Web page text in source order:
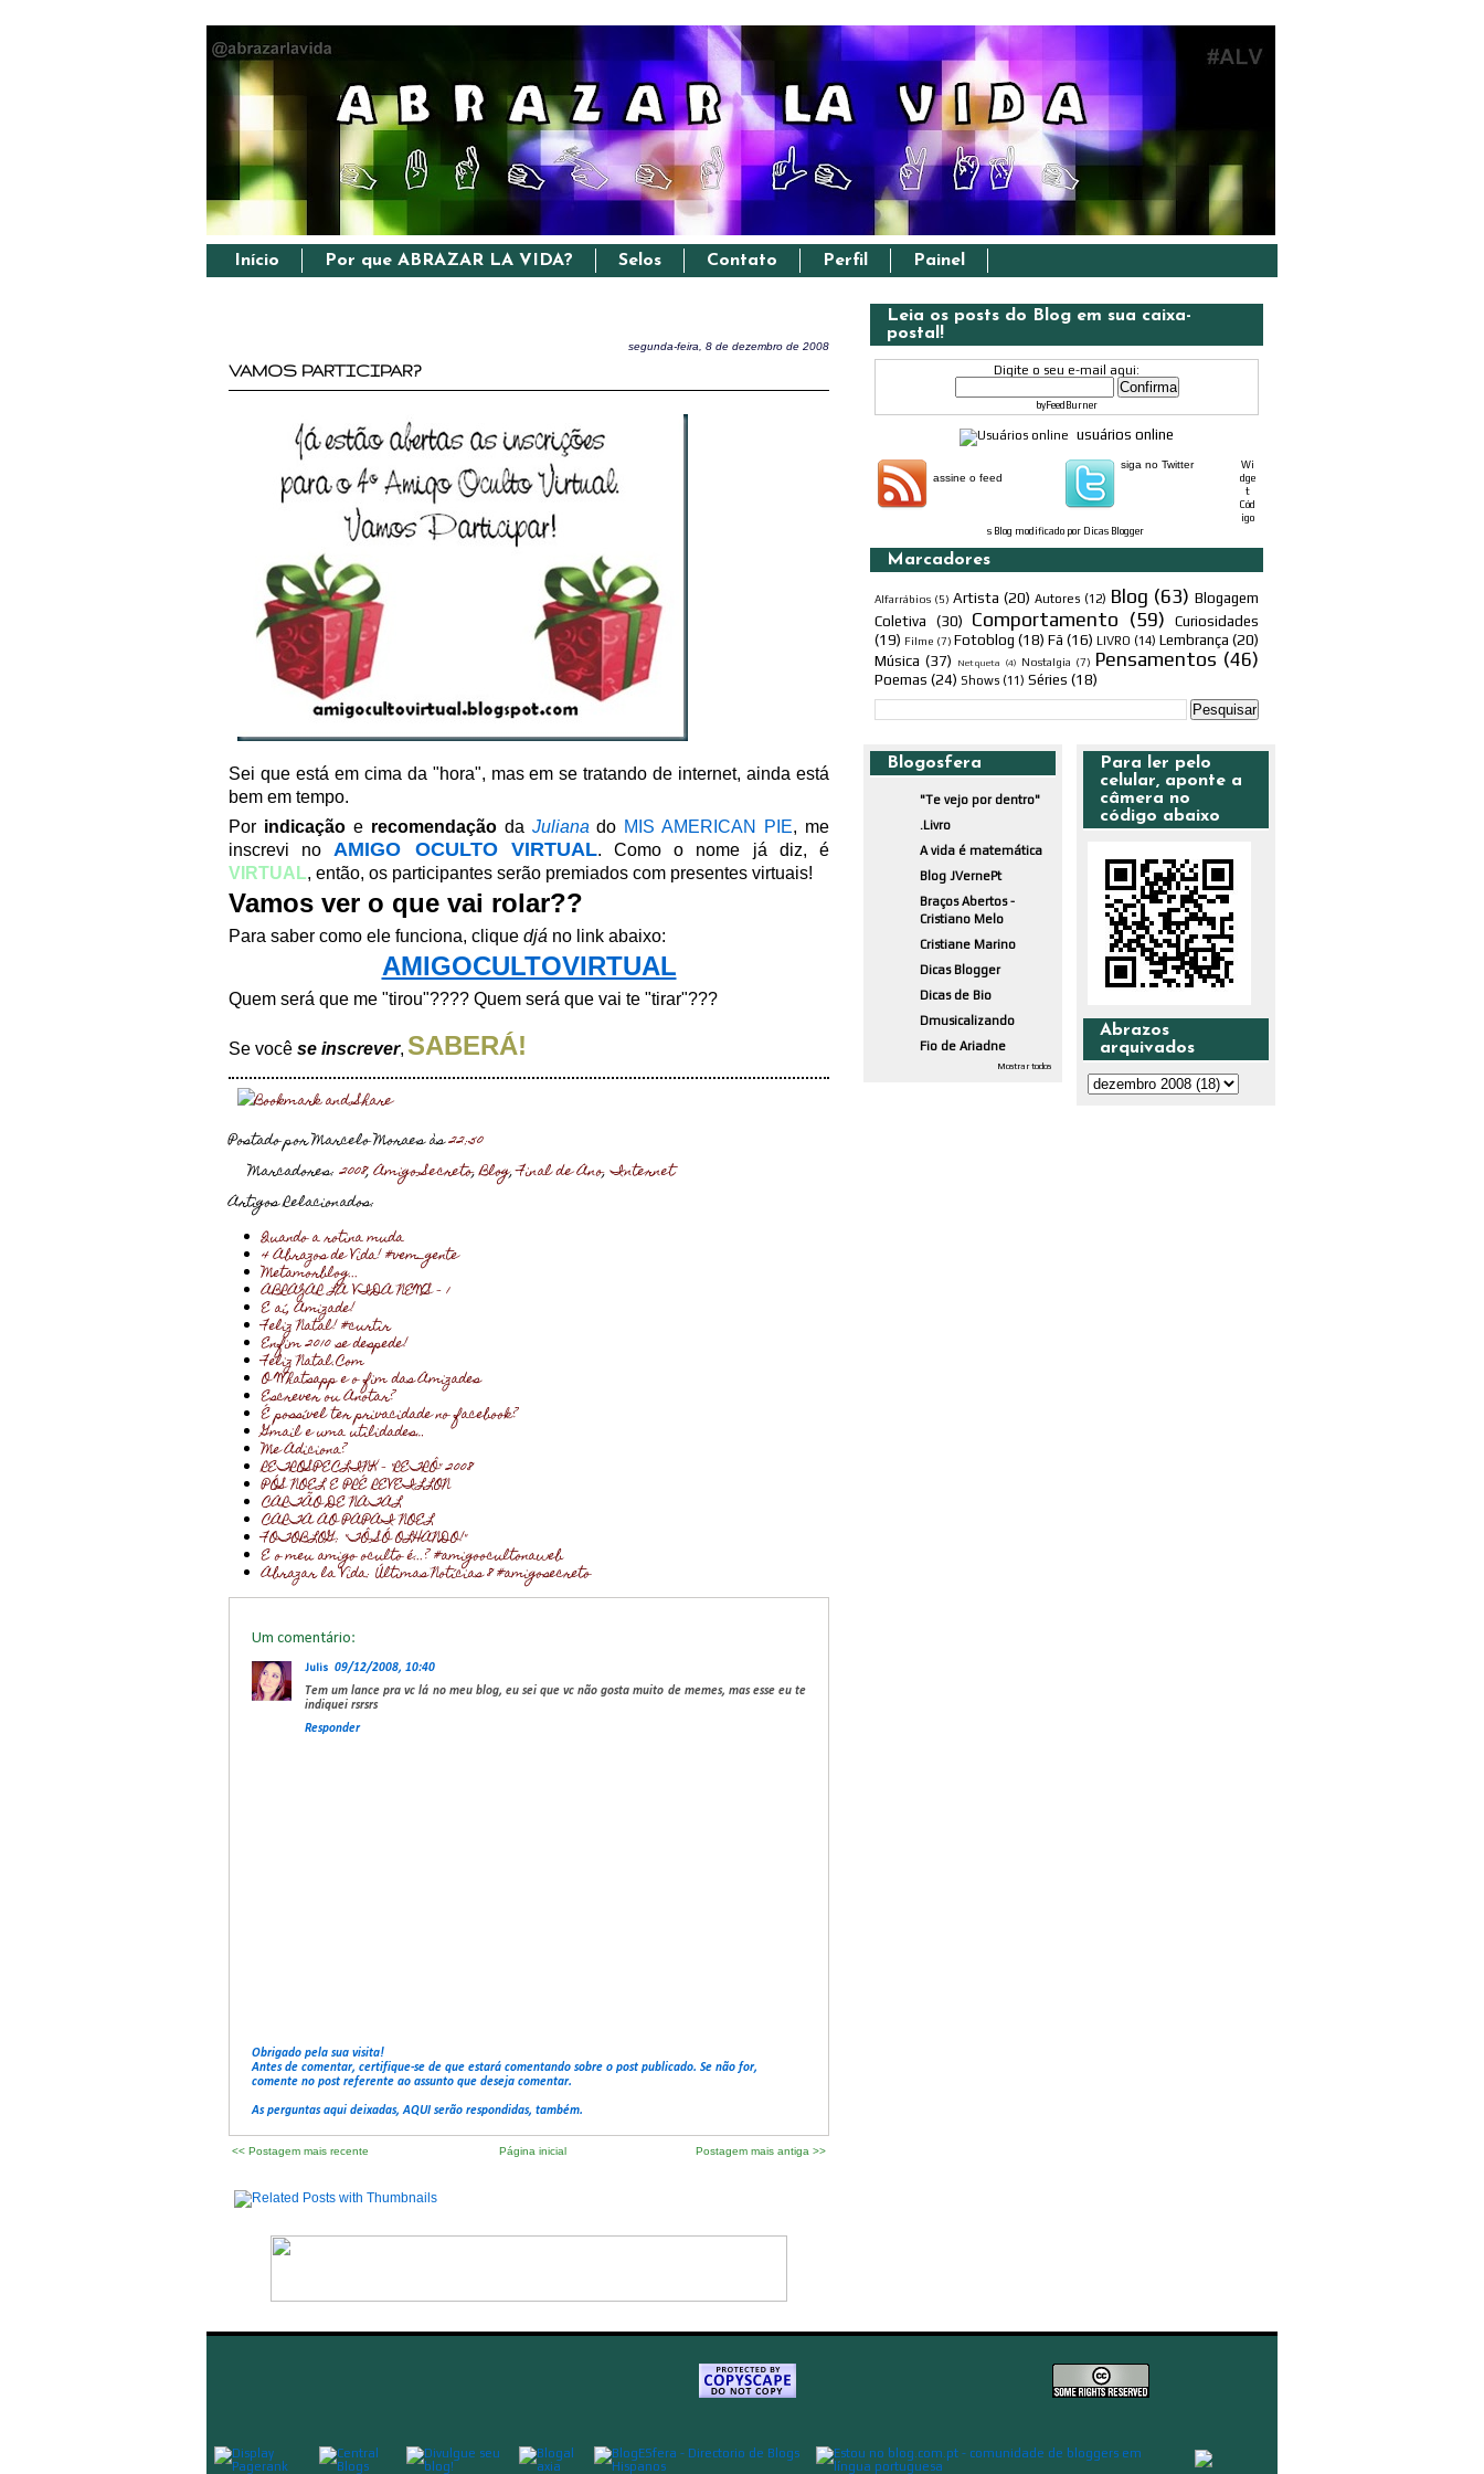
Início Por que ABRAZAR LA VIDA? Selos Contato Perfil Painel
segunda-feira, 8 de dezembro de 2008
VAMOS PARTICIPAR?
Sei que está em cima da "hora", mas em se tratando de internet, ainda está
bem em tempo.
Por indicaçãoe recomendaçãoda Juliana do MIS AMERICAN PIE, me
inscrevi no AMIGO OCULTO VIRTUAL. Como o nome já diz, é
VIRTUAL, então, os participantes serão premiados com presentes virtuais!
Vamos ver o que vai rolar??
Para saber como ele funciona, clique djá no link abaixo:
AMIGOCULTOVIRTUAL
Quem será que me "tirou"???? Quem será que vai te "tirar"???
Se você se inscrever, SABERÁ!
Postado por Marcelo Moraesàs22:50
Marcadores:2008,Amigo Secreto,Blog,Final de Ano,Internet
Artigos Relacionados:
Quando a rotina muda
4 Abrazos de Vida! #vem_gente
Metamorblog...
ABRAZAR LA VIDA NEWS - 1
E aí, Amizade!
Feliz Natal! #curtir
Enfim 2010 se despede!
Feliz Natal.Com
O Whatsapp e o fim das Amizades
Escrever ou Anotar?
É possível ter privacidade no facebook?
Gmail e uma utilidades…
Me Adiciona?
RETROSPECLINK - "RETRÔ" 2008
PÓS NOEL E PRÉ REVEILLON
CARTÃO DE NATAL
CARTA AO PAPAI NOEL
FOTOBLOG: "TÔ SÓ OLHANDO!"
E o meu amigo oculto é...? #amigoocultonaweb
Abrazar la Vida: Últimas Notícias 8 #amigosecreto
Um comentário:
Julis 09/12/2008, 10:40
Tem um lance pra vc lá no meu blog, eu sei que vc não gosta muito de memes, mas esse eu te
indiquei rsrsrs
Responder
Obrigado pela sua visita!
Antes de comentar, certifique-se de que estará comentando sobre o post publicado. Se não for,
comente no post referente ao assunto que deseja comentar.
As perguntas aqui deixadas, AQUI serão respondidas, também.
<< Postagem mais recente Postagem mais antiga >>
Página inicial
Leia os posts do Blog em sua caixa-
postal!
Digite o seu e-mail aqui:
byFeedBurner
usuários online
assine o feed
siga no Twitter
Wi
dge
t
Cód
igo
s Blog modificado por Dicas Blogger
Marcadores
Alfarrábios (5) Artista (20) Autores (12) Blog (63) Blogagem
Coletiva
(30) Comportamento (59)
Curiosidades
(19) Filme (7) Fotoblog (18) Fã (16) LIVRO (14) Lembrança (20)
Música (37) Netqueta (4) Nostalgia (7) Pensamentos (46)
Poemas (24) Shows (11) Séries (18)
Blogosfera
"Te vejo por dentro"
.Livro
A vida é matemática
Blog JVernePt
Braços Abertos -
Cristiano Melo
Cristiane Marino
Dicas Blogger
Dicas de Bio
Dmusicalizando
Fio de Ariadne
Mostrar todos
Para ler pelo
celular, aponte a
câmera no
código abaixo
Abrazos
arquivados